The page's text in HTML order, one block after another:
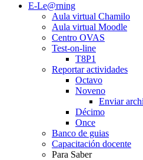
E-Le@rning
Aula virtual Chamilo
Aula virtual Moodle
Centro OVAS
Test-on-line
T8P1
Reportar actividades
Octavo
Noveno
Enviar
Décimo
Once
Banco de guias
Capacitación docente
Para Saber